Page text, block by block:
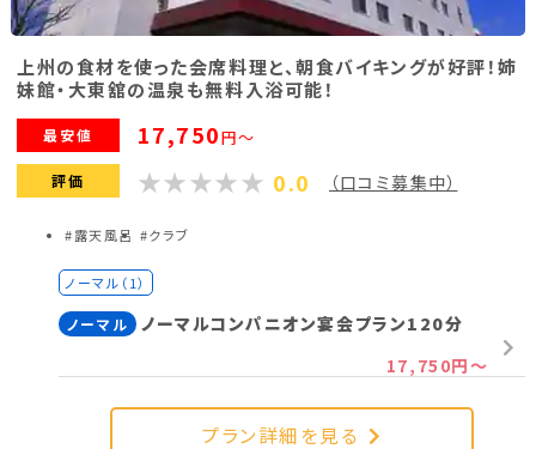
九州・沖縄
福岡県(2) 熊本県(2)
上州の食材を使った会席料理と、朝食バイキングが好評！姉
妹館・大東舘の温泉も無料入浴可能！
最安値 17,750円～
評価 0.0 （口コミ募集中）
#露天風呂 #クラブ
ノーマル（1）
ノーマル
ノーマルコンパニオン宴会プラン120分
17,750円～
プラン詳細を見る